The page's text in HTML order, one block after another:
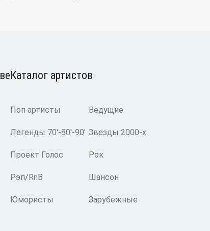
Каталог артистов
Поп артисты Ведущие
Легенды 70′-80′-90′ Звезды 2000-х
Проект Голос Рок
Рэп/RnB Шансон
Юмористы Зарубежные